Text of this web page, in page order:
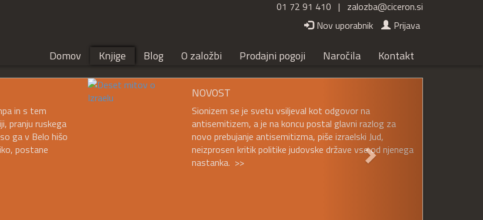
01 72 91 410 | zalozba@ciceron.si
Nov uporabnik
Prijava
Domov Knjige Blog O založbi Prodajni pogoji Naročila Kontakt
in s tem
pranju ruskega
ga v Belo hišo
postane
NOVOST
Sionizem se je svetu vsiljeval kot odgovor na
antisemitizem, a je na koncu postal glavni razlog za
novo prebujanje antisemitizma, piše izraelski Jud,
neizprosen kritik politike judovske države vse od njenega
nastanka. >>